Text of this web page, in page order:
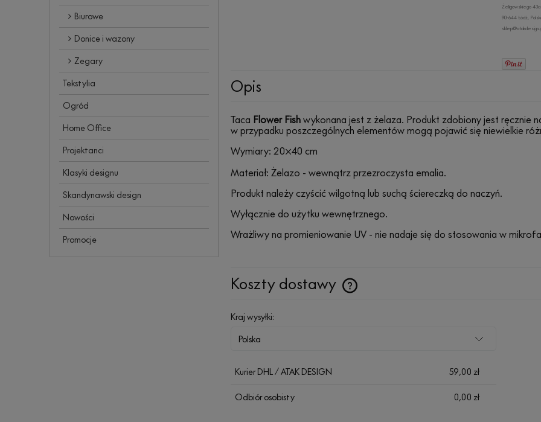
Biurowe
Donice i wazony
Zegary
Tekstylia
Ogród
Home Office
Projektanci
Klasyki designu
Skandynawski design
Nowości
Promocje
Żeligowskiego 43a
90-644 Łódź,
Opis
Taca Flower Fishwykonana jest z żelaza. Produkt zdobiony jest ręcznie
w przypadku poszczególnych elementów mogą pojawić się niewielkie
Wymiary: 20×40 cm
Materiał: Żelazo - wewnątrz przezroczysta emalia.
Produkt należy czyścić wilgotną lub suchą ściereczką do naczyń.
Wyłącznie do użytku wewnętrznego.
Wrażliwy na promieniowanie UV - nie nadaje się do stosowania w
Koszty dostawy
Kraj wysyłki:
Kurier DHL / ATAK DESIGN 59,00 zł
Odbiór osobisty 0,00 zł